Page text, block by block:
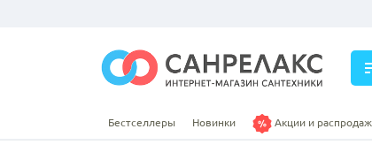
Бестселлеры Новинки Акции и